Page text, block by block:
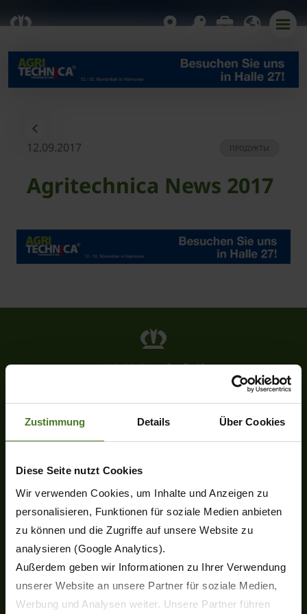
Zustimmung Details Über Cookies
Diese Seite nutzt Cookies
Wir verwenden Cookies, um Inhalte und Anzeigen zu
personalisieren, Funktionen für soziale Medien anbieten
zu können und die Zugriffe auf unsere Website zu
analysieren (Google Analytics).
Außerdem geben wir Informationen zu Ihrer Verwendung
unserer Website an unsere Partner für soziale Medien,
Werbung und Analysen weiter. Unsere Partner führen
12.09.2017 ПРОДУКТЫ
Agritechnica News 2017
Heinrich-Krone-Straße 10
Tel.+49 (0) 5977-9350
Fax +49 (0) 5977-935-339
info.ldm@krone.de
Каталог продукции
Роторные ворошители